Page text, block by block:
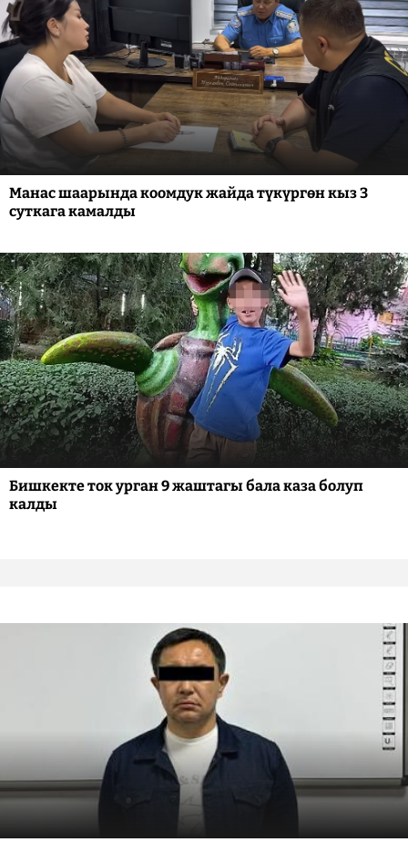
Манас шаарында коомдук жайда түкүргөн кыз 3
суткага камалды
Бишкекте ток урган 9 жаштагы бала каза болуп
калды